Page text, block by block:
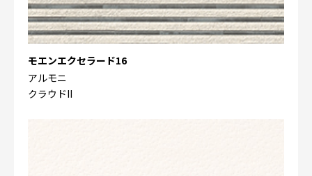
モエンエクセラード16
アルモニ
クラウドII